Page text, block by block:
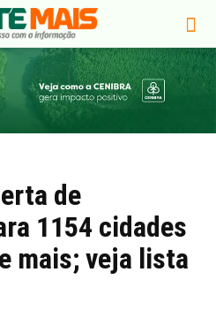
de
1154 cidades
e mais; veja lista